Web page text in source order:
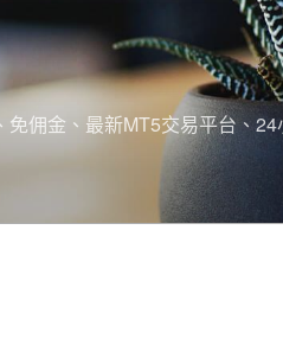
佣金、最新MT5交易平台、